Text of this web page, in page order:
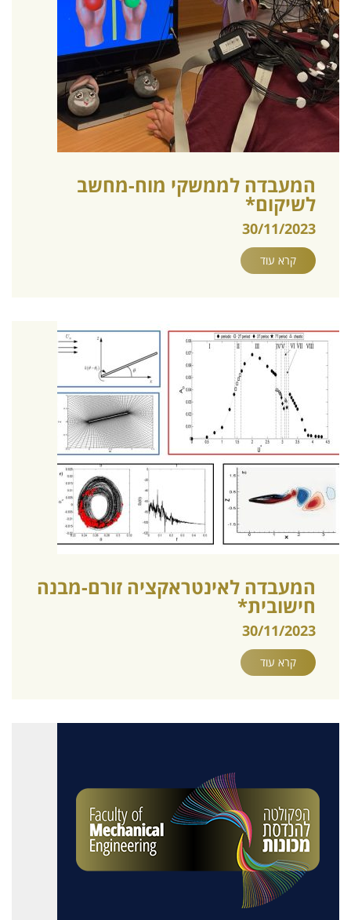
המעבדה לממשקי מוח-מחשב
לשיקום*
30/11/2023
קרא עוד
המעבדה לאינטראקציה זורם-מבנה
חישובית*
30/11/2023
קרא עוד